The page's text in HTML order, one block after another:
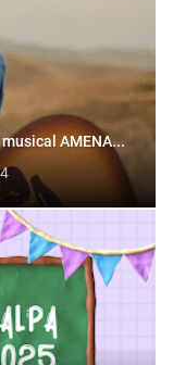
AMENA...